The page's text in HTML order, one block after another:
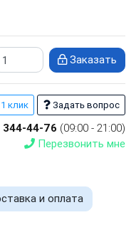
Заказать
клик Задать вопрос
344-44-76 (09:00 - 21:00)
Перезвонить мне
и оплата